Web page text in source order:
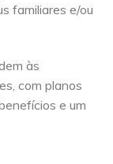
familiares e/ou
às
com planos
e um